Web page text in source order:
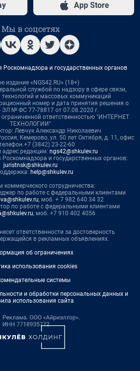
App Store
Мы в соцсетях
Роскомнадзора и государственных органов
издание «NGS42.RU» (18+)
службой по надзору в сфере связи,
и массовых коммуникаций
номер и дата принятия решения о
ЭЛ № ФС 77-78817 от 07.08.2020 г.
ответственностью "ИНТЕРНЕТ
ТЕХНОЛОГИИ"
Левчук Александр Николаевич
Кемерово, ул. 50 лет Октября, д. 11, офис
+7 (3842) 23-22-60
редакции: ngs42@shkulev.ru
и государственных органов:
juristnsk@shkulev.ru
help@shkulev.ru
коммерческого сотрудничества:
по работе с федеральными клиентами
, моб. + 7 982 640 34 32
по работе с федеральными клиентами
, моб. +7 910 402 4056
ответственности за достоверность
в рекламных объявлениях.
об ограничениях
использования cookies
системы
и обработки персональных данных и
использования сайта